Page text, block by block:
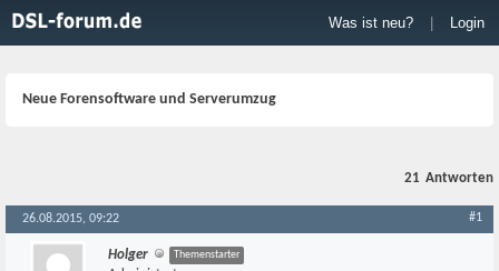
Was ist neu? Login
Neue Forensoftware und Serverumzug
21 Antworten
26.08.2015, 09:22 #1
Holger Themenstarter